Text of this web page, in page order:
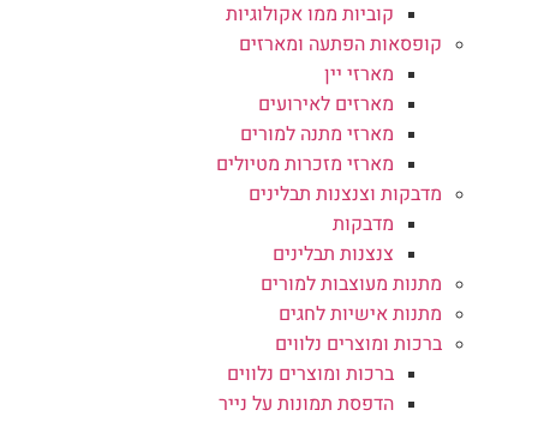
קוביות ממו אקולוגיות
קופסאות הפתעה ומארזים
מארזי יין
מארזים לאירועים
מארזי מתנה למורים
מארזי מזכרות מטיולים
מדבקות וצנצנות תבלינים
מדבקות
צנצנות תבלינים
מתנות מעוצבות למורים
מתנות אישיות לחגים
ברכות ומוצרים נלווים
ברכות ומוצרים נלווים
הדפסת תמונות על נייר